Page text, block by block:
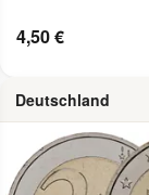
4,50 €
Deutschland